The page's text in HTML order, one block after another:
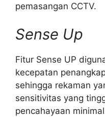
pemasangan CCTV.
Sense Up
Fitur Sense UP
kecepatan
sehingga rekaman
sensitivitas yang
pencahayaan